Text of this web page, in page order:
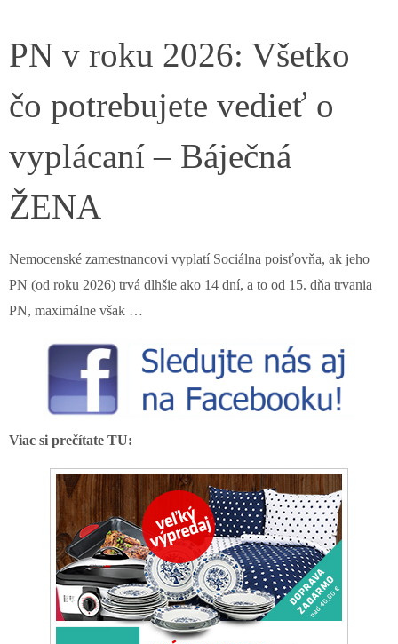
PN v roku 2026: Všetko
čo potrebujete vedieť o
vyplácaní – Báječná
ŽENA
Nemocenské zamestnancovi vyplatí Sociálna poisťovňa, ak jeho
PN (od roku 2026) trvá dlhšie ako 14 dní, a to od 15. dňa trvania
PN, maximálne však …
Viac si prečítate TU: